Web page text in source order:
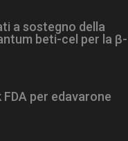
a sostegno della
beti-cel per la β-
FDA per edavarone
__Secure-YNID